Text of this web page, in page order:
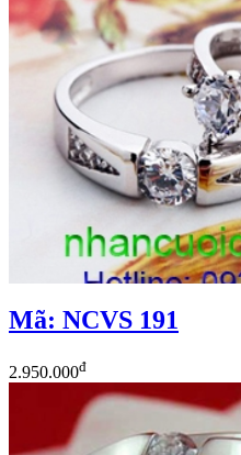
Mã: NCVS 191
2.950.000đ